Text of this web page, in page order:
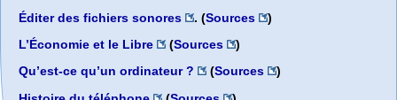
Éditer des fichiers sonores
. (Sources
)
L’Économie et le Libre
(Sources
)
Qu’est-ce qu’un ordinateur ?
(Sources
)